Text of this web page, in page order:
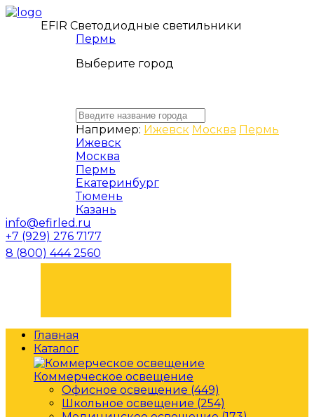
EFIR Светодиодные светильники
Пермь
Выберите город
Например: Ижевск Москва Пермь
Ижевск
Москва
Пермь
Екатеринбург
Тюмень
Казань
info@efirled.ru
+7 (929) 276 7177
8 (800) 444 2560
Главная
Каталог
Коммерческое освещение
Офисное освещение (449)
Школьное освещение (254)